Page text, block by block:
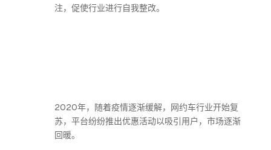
注，促使行业进行自我整改。
2020年，随着疫情逐渐缓解，网约车行业开始复
苏，平台纷纷推出优惠活动以吸引用户，市场逐渐
回暖。